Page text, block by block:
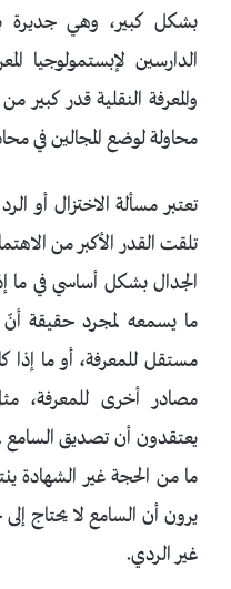
بشكل كبير، وهي
الدارسين لإبستمولوجيا
والمعرفة النقلية قدر كبير
محاولة لوضع المجالين في
تلقت القدر الأكبر من
الجدال بشكل أساسي في
ما يسمعه لمجرد حقيقة أنّ
مستقل للمعرفة، أو ما إذا
مصادر أخرى للمعرفة،
يعتقدون أن تصديق السامع
ما من الحجة غير الشهادة
يرون أن السامع لا يحتاج
غير الردي.